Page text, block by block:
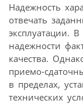
Надежность
отвечать
эксплуатации.
надежности
качества.
приемо-
в пределах,
технических